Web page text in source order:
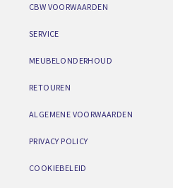
CBW VOORWAARDEN
SERVICE
MEUBELONDERHOUD
RETOUREN
ALGEMENE VOORWAARDEN
PRIVACY POLICY
COOKIEBELEID